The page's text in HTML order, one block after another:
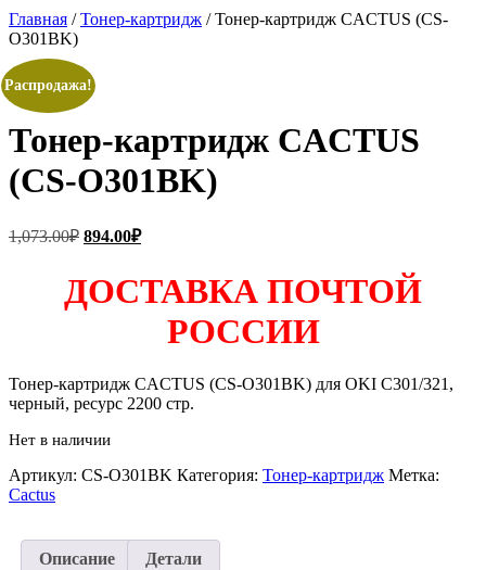
Главная /Тонер-картридж / Тонер-картридж CACTUS (CS-
O301BK)
Распродажа!
Тонер-картридж CACTUS
(CS-O301BK)
1,073.00₽ Первоначальная
1,073.00₽.
894.00₽Текущая
ДОСТАВКА ПОЧТОЙ
РОССИИ
Тонер-картридж CACTUS (CS-O301BK) для OKI C301/321,
черный, ресурс 2200 стр.
Нет в наличии
Артикул: CS-O301BK Категория: Тонер-картридж Метка:
Cactus
Описание Детали